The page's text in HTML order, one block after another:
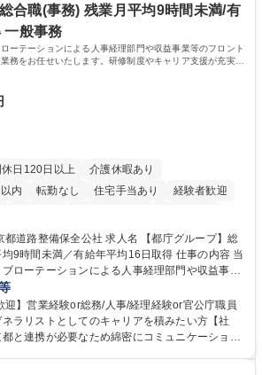
なることができます。平均19:30の退勤以降の業
おり、メリハリのある働き方となります。 学
学 高専 短大 語学力： 資格：
合職(事務) 残業月平均9時間未満/有
一般事務
ーテーションによる人事経理部門や収益事業等のフロント
務をお任せいたします。研修制度やキャリア支援が充実し
休日120日以上
介護休暇あり
内
転勤なし 住宅手当あり
経験者歓迎
手当あり 食事補助あり
公社 求人名 【都庁グループ】総
未満／有給年平均16日取得 仕事の内容 当
ローテーションによる人事経理部門や収益事業
幅広い部署での業務をお任せいたします。研修
おります！ ※下記業務詳細 【業務詳細】■
理など当公社の運営に係る管理業務 ■収益部
理運営、新宿駅西口広場の「イベントコーナ
迎】営業経験or総務/人事/経理経験or官公庁職員
ラリストとしてのキャリアを積みたい方【社
と連携が必要なため綿密にコミュニケーション